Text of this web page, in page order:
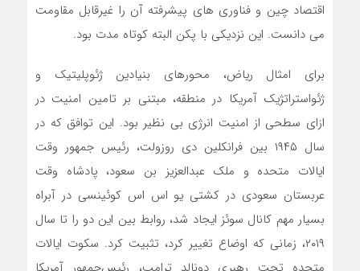
اقتصاد چین و فناوری های پیشرفته آن را غیرقابل مقاومت
می دانست. این نزدیکی با پکن البته کوتاه مدت بود.
برای امثال ریاض، محورهای بنیادین ژئوپلیتیک و
ژئواستراتژیک آمریکا در منطقه، مبتنی بر تامین امنیت در
ازای سطحی از امنیت انرژی بی نظیر بود. این توافق که در
سال ۱۹۴۵ بین فرانکلین دی روزولت، رئیس جمهور وقت
ایالات متحده و ملک عبدالعزیز بن سعود، پادشاه وقت
عربستان سعودی در کشتی یو اس اس کوئینسی در آبراه
بسیار مهم کانال سوئز ایجاد شد، روابط بین این دو را تا سال
۲۰۱۹، زمانی که اوضاع تغییر کرد، تثبیت کرد. سکوت ایالات